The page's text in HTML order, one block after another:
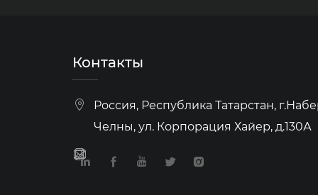
Контакты
Россия, Республика Татарстан,
Челны, ул. Корпорация Хайер, д.130А